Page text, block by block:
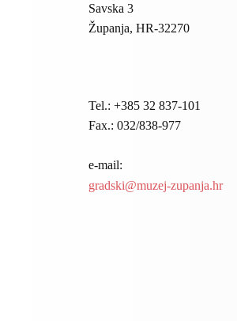
Savska 3
Županja, HR-32270
Tel.: +385 32 837-101
Fax.: 032/838-977
e-mail:
gradski@muzej-zupanja.hr